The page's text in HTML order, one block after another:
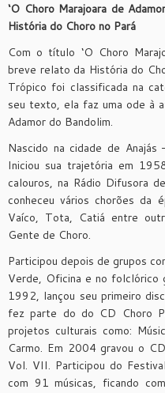
‘O Choro Marajoara de
História do Choro no Pará
Com o título ‘O Choro
breve relato da História do
Trópico foi classificada na
seu texto, ela faz uma ode à
Adamor do Bandolim.
Nascido na cidade de
Iniciou sua trajetória em
calouros, na Rádio Difusora
conheceu vários chorões da
Vaíco, Tota, Catiá entre
Gente de Choro.
Participou depois de grupos
Verde, Oficina e no folclórico
1992, lançou seu primeiro
fez parte do do CD Choro
projetos culturais como:
Carmo. Em 2004 gravou o
Vol. VII. Participou do
com 91 músicas, ficando